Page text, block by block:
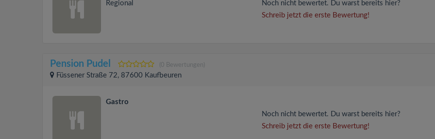
Regional
Noch nicht bewertet. Du warst bereits hier?
Schreib jetzt die erste Bewertung!
Pension Pudel (0 Bewertungen)
Füssener Straße 72, 87600 Kaufbeuren
Gastro
Noch nicht bewertet. Du warst bereits hier?
Schreib jetzt die erste Bewertung!